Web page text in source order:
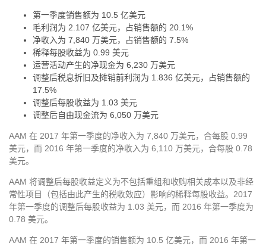
第一季度销售额为 10.5 亿美元
毛利润为 2.107 亿美元，占销售额的 20.1%
净收入为 7,840 万美元，占销售额的 7.5%
稀释每股收益为 0.99 美元
运营活动产生的净现金为 6,230 万美元
调整后税息折旧及摊销前利润为 1.836 亿美元，占销售额的
17.5%
调整后每股收益为 1.03 美元
调整后自由现金流为 6,050 万美元
AAM 在 2017 年第一季度的净收入为 7,840 万美元，合每股 0.99
美元，而 2016 年第一季度的净收入为 6,110 万美元，合每股 0.78
美元。
AAM 将调整后每股收益定义为不包括重组和收购相关成本以及非经
常性项目（包括由此产生的税收效应）影响的稀释每股收益。2017
年第一季度的调整后每股收益为 1.03 美元，而 2016 年第一季度为
0.78 美元。
AAM 在 2017 年第一季度的销售额为 10.5 亿美元，而 2016 年第一